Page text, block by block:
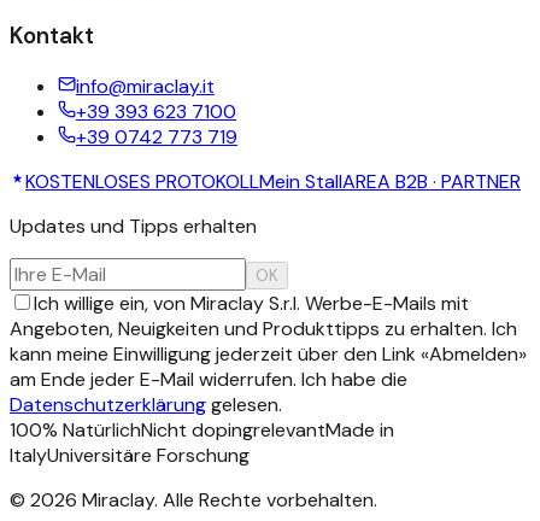
Kontakt
info@miraclay.it
+39 393 623 7100
+39 0742 773 719
KOSTENLOSES PROTOKOLLMein StallAREA B2B · PARTNER
Updates und Tipps erhalten
OK
Ich willige ein, von Miraclay S.r.l. Werbe-E-Mails mit
Angeboten, Neuigkeiten und Produkttipps zu erhalten. Ich
kann meine Einwilligung jederzeit über den Link «Abmelden»
am Ende jeder E-Mail widerrufen. Ich habe die
Datenschutzerklärunggelesen.
100% NatürlichNicht dopingrelevantMade in
ItalyUniversitäre Forschung
© 2026 Miraclay. Alle Rechte vorbehalten.